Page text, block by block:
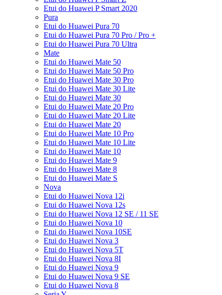
Etui do Huawei P Smart 2020
Pura
Etui do Huawei Pura 70
Etui do Huawei Pura 70 Pro / Pro +
Etui do Huawei Pura 70 Ultra
Mate
Etui do Huawei Mate 50
Etui do Huawei Mate 50 Pro
Etui do Huawei Mate 30 Pro
Etui do Huawei Mate 30 Lite
Etui do Huawei Mate 30
Etui do Huawei Mate 20 Pro
Etui do Huawei Mate 20 Lite
Etui do Huawei Mate 20
Etui do Huawei Mate 10 Pro
Etui do Huawei Mate 10 Lite
Etui do Huawei Mate 10
Etui do Huawei Mate 9
Etui do Huawei Mate 8
Etui do Huawei Mate S
Nova
Etui do Huawei Nova 12i
Etui do Huawei Nova 12s
Etui do Huawei Nova 12 SE / 11 SE
Etui do Huawei Nova 10
Etui do Huawei Nova 10SE
Etui do Huawei Nova 3
Etui do Huawei Nova 5T
Etui do Huawei Nova 8I
Etui do Huawei Nova 9
Etui do Huawei Nova 9 SE
Etui do Huawei Nova 8